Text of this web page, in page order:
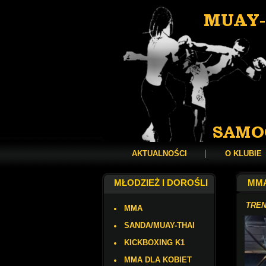
AKTUALNOŚCI O KLUBIE
MŁODZIEŻ I DOROŚLI
MMA
SANDA/MUAY-THAI
KICKBOXING K1
MMA DLA KOBIET